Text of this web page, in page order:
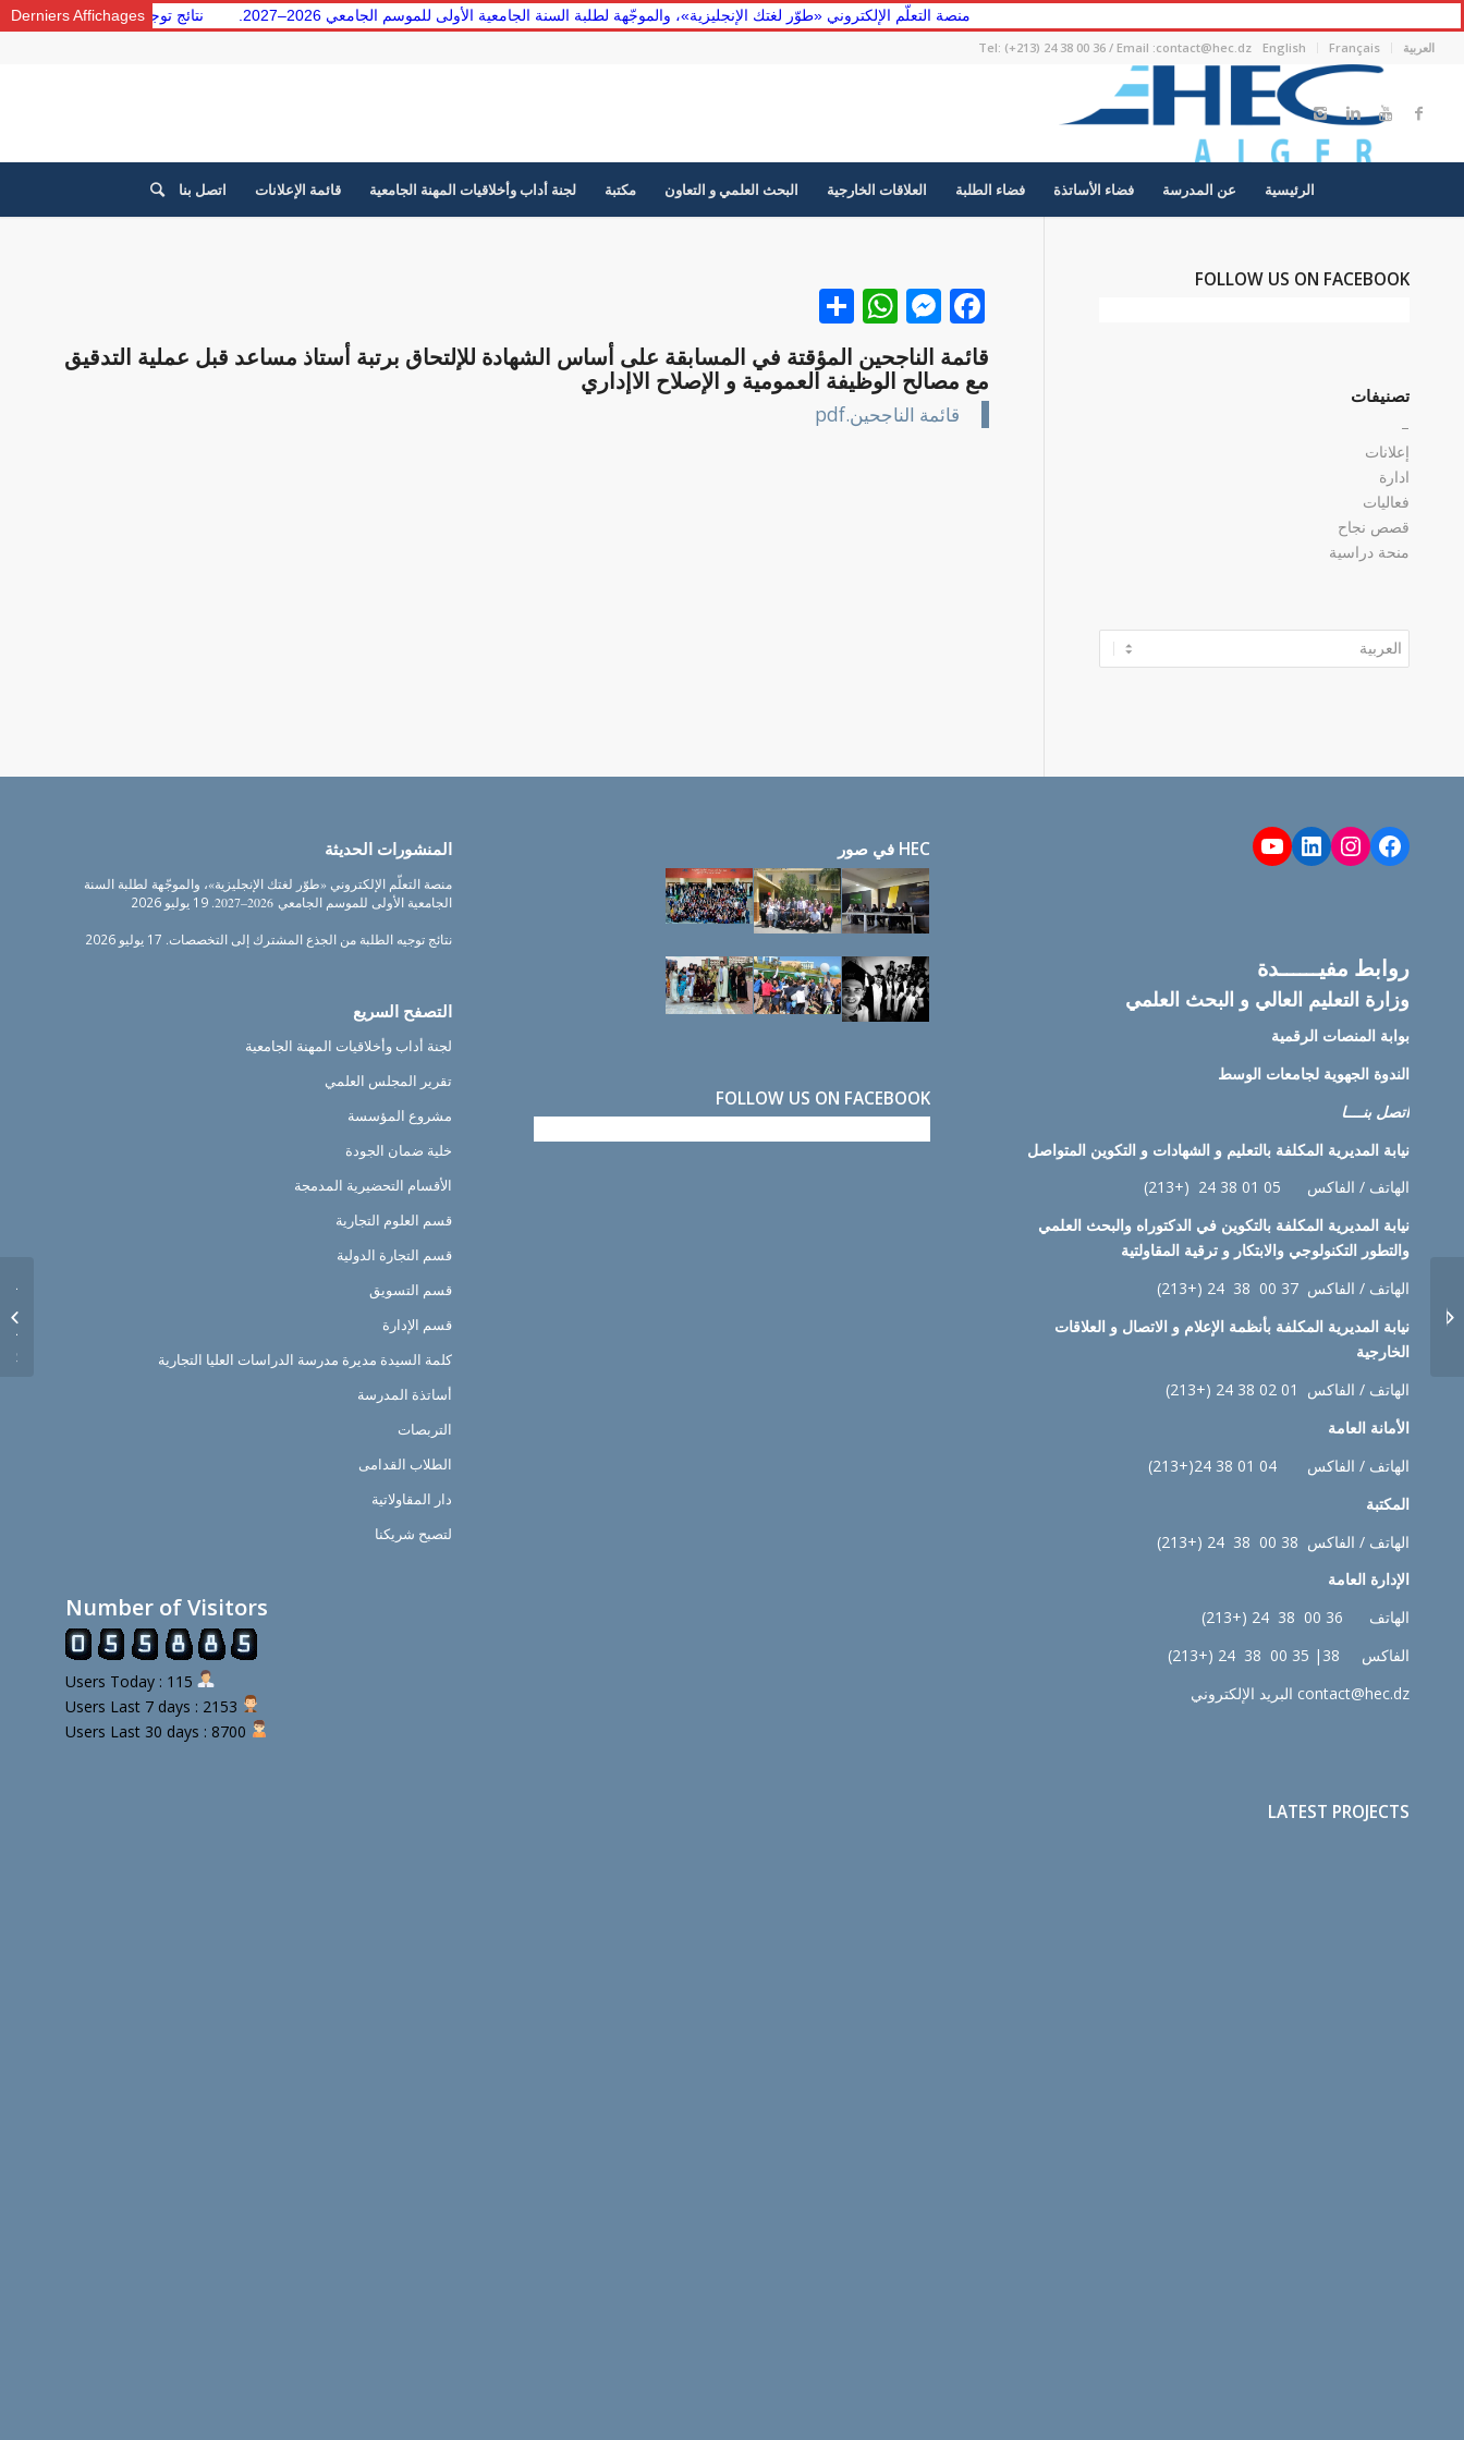
Derniers Affichages منصة التعلّم الإلكتروني «طوّر لغتك الإنجليزية»، والموجّهة لطلبة السنة الجامعية الأولى للموسم الجامعي 2026–2027. نتائج توجيه الطلبة من
العربية Français
English
Tel: (+213) 24 38 00 36 / Email :contact@hec.dz
الرئيسية عن المدرسة فضاء الأساتذة فضاء الطلبة العلاقات الخارجية البحث العلمي و التعاون مكتبة لجنة أداب وأخلاقيات المهنة الجامعية قائمة الإعلانات اتصل بنا
Facebook
Messenger
WhatsApp
نشر
قائمة الناجحين المؤقتة في المسابقة على أساس الشهادة للإلتحاق برتبة أستاذ مساعد قبل عملية التدقيق
مع مصالح الوظيفة العمومية و الإصلاح الاإداري
قائمة الناجحين.pdf
FOLLOW US ON FACEBOOK
تصنيفات
–
إعلانات
ادارة
فعاليات
قصص نجاح
منحة دراسية
اختر
لغة
Facebook
Instagram
LinkedIn
YouTube
روابط مفيــــــدة
وزارة التعليم العالي و البحث العلمي
بوابة المنصات الرقمية
الندوة الجهوية لجامعات الوسط
اتصل بنــــا
نيابة المديرية المكلفة بالتعليم و الشهادات و التكوين المتواصل
الهاتف / الفاكس 05 01 38 24 (+213)
نيابة المديرية المكلفة بالتكوين في الدكتوراه والبحث العلمي
والتطور التكنولوجي والابتكار و ترقية المقاولتية
الهاتف / الفاكس 37 00 38 24 (+213)
نيابة المديرية المكلفة بأنظمة الإعلام و الاتصال و العلاقات
الخارجية
الهاتف / الفاكس 01 02 38 24 (+213)
الأمانة العامة
الهاتف / الفاكس 04 01 38 24(+213)
المكتبة
الهاتف / الفاكس 38 00 38 24 (+213)
الإدارة العامة
الهاتف 36 00 38 24 (+213)
الفاكس 38| 35 00 38 24 (+213)
contact@hec.dz البريد الإلكتروني
LATEST PROJECTS
HEC في صور
FOLLOW US ON FACEBOOK
المنشورات الحديثة
منصة التعلّم الإلكتروني «طوّر لغتك الإنجليزية»، والموجّهة لطلبة السنة
الجامعية الأولى للموسم الجامعي 2026–2027.
19 يوليو 2026
نتائج توجيه الطلبة من الجذع المشترك إلى التخصصات. 17 يوليو 2026
التصفح السريع
لجنة أداب وأخلاقيات المهنة الجامعية
تقرير المجلس العلمي
مشروع المؤسسة
خلية ضمان الجودة
الأقسام التحضيرية المدمجة
قسم العلوم التجارية
قسم التجارة الدولية
قسم التسويق
قسم الإدارة
كلمة السيدة مديرة مدرسة الدراسات العليا التجارية
أساتذة المدرسة
التربصات
الطلاب القدامى
دار المقاولاتية
لتصبح شريكنا
Number of Visitors
Users Today : 115
النظام الداخلي لمدرسة
الدراسات العليا التجارية...